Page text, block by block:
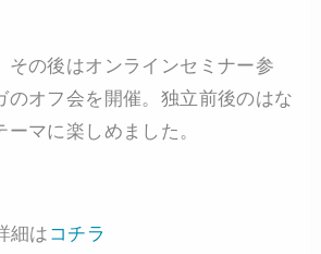
その後はオンラインセミナー参
のオフ会を開催。独立前後のはな
マに楽しめました。
細は コチラ